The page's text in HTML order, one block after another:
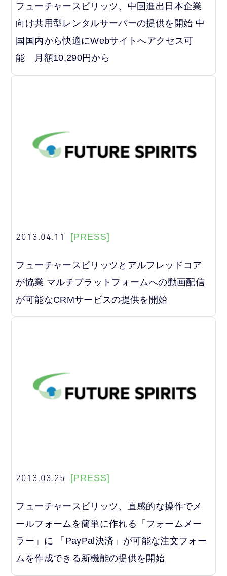
フューチャースピリッツ、中国進出日本企業
向け共用型レンタルサーバーの提供を開始 中
国国内から快適にWebサイトへアクセス可
能 月額10,290円から
2013.04.11 [PRESS]
フューチャースピリッツとアルフレッドコア
が協業 マルチプラットフォームへの動画配信
が可能なCRMサービスの提供を開始
2013.03.25 [PRESS]
フューチャースピリッツ、直感的な操作でメ
ールフォームを簡単に作れる「フォームメー
ラー」に 「PayPal決済」が可能な注文フォー
ムを作成できる新機能の提供を開始